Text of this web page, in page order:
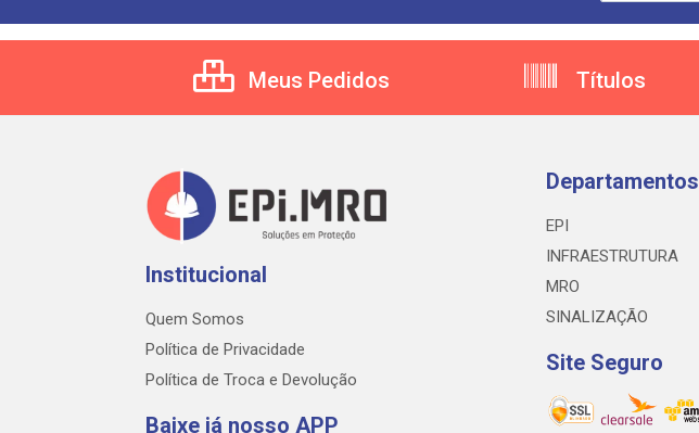
Meus Pedidos Títulos
Institucional
Quem Somos
Política de Privacidade
Política de Troca e Devolução
Baixe já nosso APP
Departamentos
EPI
INFRAESTRUTURA
MRO
SINALIZAÇÃO
Site Seguro